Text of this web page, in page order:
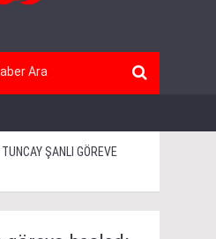
TUNCAY ŞANLI GÖREVE